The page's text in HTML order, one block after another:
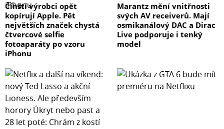
Čínští výrobci opět
kopírují Apple. Pět
největších značek chystá
čtvercové selfie
fotoaparáty po vzoru
iPhonu
Marantz mění vnitřnosti
svých AV receiverů. Mají
osmikanálový DAC a Dirac
Live podporuje i tenký
model